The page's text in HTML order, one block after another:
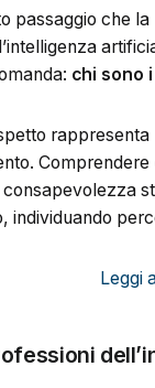
passaggio che
chi sono
rappresenta
Comprendere
consapevolezza
individuando
Leggi